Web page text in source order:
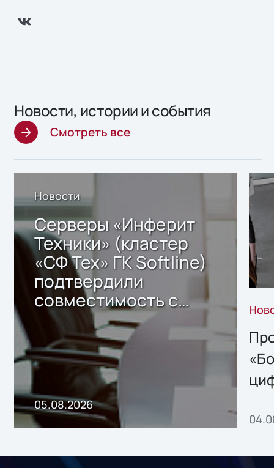
Новости, истории и события
Смотреть все
Новости
Серверы «Инферит
Техники» (кластер
«СФ Тех» ГК Softline)
подтвердили
совместимость с
решением Sharx
Storage 2.x для
хранения данных
05.08.2026